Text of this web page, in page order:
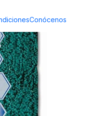
Conócenos